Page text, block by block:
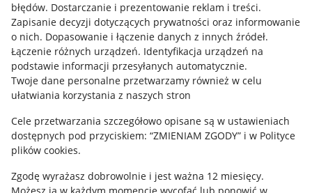
błędów. Dostarczanie i prezentowanie reklam i treści.
Zapisanie decyzji dotyczących prywatności oraz informowanie
o nich. Dopasowanie i łączenie danych z innych źródeł.
Łączenie różnych urządzeń. Identyfikacja urządzeń na
podstawie informacji przesyłanych automatycznie.
Twoje dane personalne przetwarzamy również w celu
ułatwiania korzystania z naszych stron
Cele przetwarzania szczegółowo opisane są w ustawieniach
dostępnych pod przyciskiem: “ZMIENIAM ZGODY” i w Polityce
plików cookies.
Zgodę wyrażasz dobrowolnie i jest ważna 12 miesięcy.
Korzystanie z serwisu oznacza akceptację